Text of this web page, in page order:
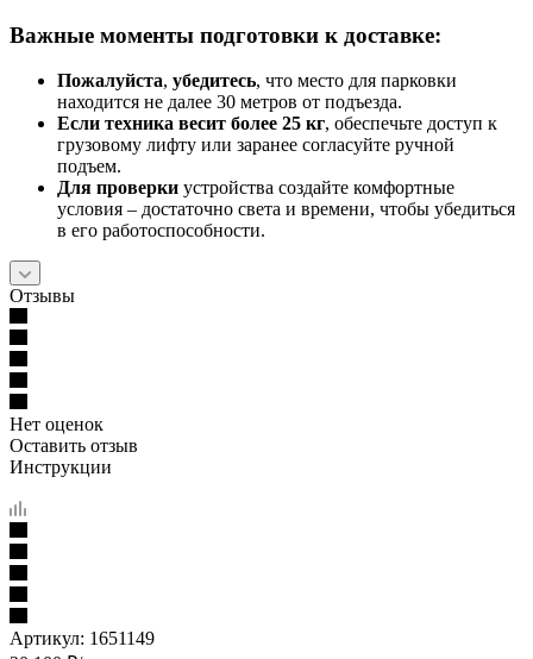
Важные моменты подготовки к доставке:
Пожалуйста, убедитесь, что место для парковки
находится не далее 30 метров от подъезда.
Если техника весит более 25 кг, обеспечьте доступ к
грузовому лифту или заранее согласуйте ручной
подъем.
Для проверки устройства создайте комфортные
условия – достаточно света и времени, чтобы убедиться
в его работоспособности.
Отзывы
Нет оценок
Оставить отзыв
Инструкции
Артикул: 1651149